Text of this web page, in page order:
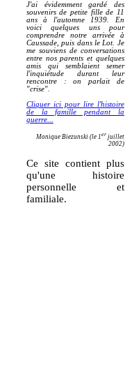
J'ai évidemment gardé des
souvenirs de petite fille de 11
ans à l'automne 1939. En
voici quelques uns pour
comprendre notre arrivée à
Caussade, puis dans le Lot. Je
me souviens de conversations
entre nos parents et quelques
amis qui semblaient semer
l'inquiétude durant leur
rencontre : on parlait de
"crise".
Cliquer ici pour lire l'histoire
de la famille pendant la
guerre...
Monique Biezunski (le 1er juillet
2002)
Ce site contient plus
qu'une histoire
personnelle et
familiale.